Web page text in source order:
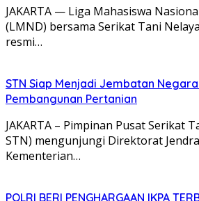
JAKARTA — Liga Mahasiswa
(LMND) bersama Serikat Tani
resmi…
STN Siap Menjadi Jembatan
Pembangunan Pertanian
JAKARTA – Pimpinan Pusat Serikat
STN) mengunjungi Direktorat
Kementerian…
POLRI BERI PENGHARGAAN IKPA